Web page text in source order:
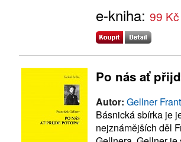
e-kniha: 99 Kč
Po nás ať
Autor: Gellner
Básnická sbírka je
nejznámějších děl